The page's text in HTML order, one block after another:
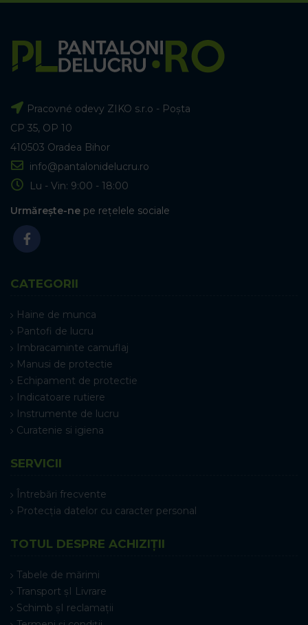
Pracovné odevy ZIKO s.r.o - Poșta
CP 35, OP 10
410503 Oradea Bihor
info@pantalonidelucru.ro
Lu - Vin: 9:00 - 18:00
Urmărește-ne pe rețelele sociale
CATEGORII
Haine de munca
Pantofi de lucru
Imbracaminte camuflaj
Manusi de protectie
Echipament de protectie
Indicatoare rutiere
Instrumente de lucru
Curatenie si igiena
SERVICII
Întrebări frecvente
Protecția datelor cu caracter personal
TOTUL DESPRE ACHIZIȚII
Tabele de mărimi
Transport șI Livrare
Schimb șI reclamații